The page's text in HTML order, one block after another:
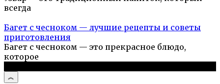
всегда
Багет с чесноком — лучшие рецепты и советы
приготовления
Багет с чесноком — это прекрасное блюдо,
которое